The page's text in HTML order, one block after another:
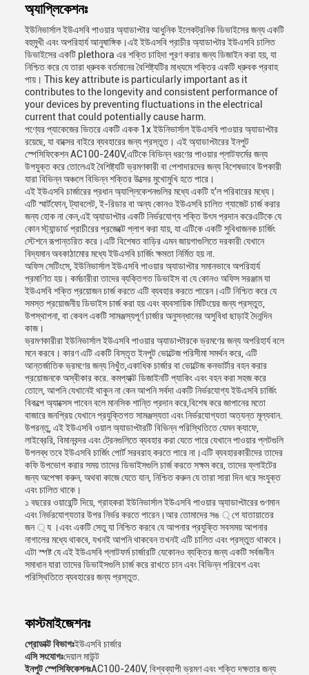
অ্যাপ্লিকেশনঃ
ইউনিভার্সাল ইউএসবি পাওয়ার অ্যাডাপ্টার আধুনিক ইলেকট্রনিক ডিভাইসের জন্য একটি
বহুমুখী এবং অপরিহার্য আনুষাঙ্গিক।এই ইউএসবি প্রাচীর অ্যাডাপ্টার ইউএসবি চালিত
ডিভাইসের একটি plethora এর শক্তি চাহিদা পূরণ করার জন্য ডিজাইন করা হয়, যা
নিশ্চিত করে যে তারা ধ্রুবক বর্তমানের বৈশিষ্ট্যটির মাধ্যমে শক্তির একটি ধ্রুবক প্রবাহ
পায়। This key attribute is particularly important as it
contributes to the longevity and consistent performance of
your devices by preventing fluctuations in the electrical
current that could potentially cause harm.
পণ্যের প্যাকেজের ভিতরে একটি একক 1x ইউনিভার্সাল ইউএসবি পাওয়ার অ্যাডাপ্টার
রয়েছে, যা বাক্সের বাইরে ব্যবহারের জন্য প্রস্তুত। এই অ্যাডাপ্টারের ইনপুট
স্পেসিফিকেশন AC100-240V,এটিকে বিভিন্ন ধরণের পাওয়ার প্লাটফর্মের জন্য
উপযুক্ত করে তোলেএই বৈশিষ্ট্যটি ভ্রমণকারী বা পেশাদারদের জন্য বিশেষভাবে উপকারী
যারা বিভিন্ন অঞ্চলে বিভিন্ন শক্তির উত্সের মুখোমুখি হতে পারে।
এই ইউএসবি চার্জারের প্রধান অ্যাপ্লিকেশনগুলির মধ্যে একটি হ'ল পরিবারের মধ্যে।
এটি স্মার্টফোন, ট্যাবলেট, ই-রিডার বা অন্য কোনও ইউএসবি চালিত গ্যাজেট চার্জ করার
জন্য হোক না কেন,এই অ্যাডাপ্টার একটি নির্ভরযোগ্য শক্তি উৎস প্রদান করেএটিকে যে
কোন স্ট্যান্ডার্ড প্রাচীরের প্রজেক্টে প্লাগ করা যায়, যা এটিকে একটি সুবিধাজনক চার্জিং
স্টেশনে রূপান্তরিত করে।এটি বিশেষত বাড়ির এমন জায়গাগুলিতে দরকারী যেখানে
বিদ্যমান অবকাঠামোর মধ্যে ইউএসবি চার্জিং ক্ষমতা নির্মিত হয় না.
অফিস সেটিংসে, ইউনিভার্সাল ইউএসবি পাওয়ার অ্যাডাপ্টার সমানভাবে অপরিহার্য
প্রমাণিত হয়। কর্মচারীরা তাদের ব্যক্তিগত ডিভাইস বা যে কোনও অফিস সরঞ্জাম যা
ইউএসবি শক্তি প্রয়োজন চার্জ করতে এটি ব্যবহার করতে পারেন।এটি নিশ্চিত করে যে
সমস্ত প্রয়োজনীয় ডিভাইস চার্জ করা হয় এবং ব্যবসায়িক মিটিংয়ের জন্য প্রস্তুত,
উপস্থাপনা, বা কেবল একটি সামঞ্জস্যপূর্ণ চার্জার অনুসন্ধানের অসুবিধা ছাড়াই দৈনন্দিন
কাজ।
ভ্রমণকারীরা ইউনিভার্সাল ইউএসবি পাওয়ার অ্যাডাপ্টারকে ভ্রমণের জন্য অপরিহার্য বলে
মনে করবে। কারণ এটি একটি বিস্তৃত ইনপুট ভোল্টেজ পরিসীমা সমর্থন করে, এটি
আন্তর্জাতিক ভ্রমণের জন্য নিখুঁত,একাধিক চার্জার বা ভোল্টেজ কনভার্টার বহন করার
প্রয়োজনকে অস্বীকার করে. কমপ্যাক্ট ডিজাইনটি প্যাকিং এবং বহন করা সহজ করে
তোলে, আপনি যেখানেই থাকুন না কেন আপনি সর্বদা একটি নির্ভরযোগ্য ইউএসবি চার্জিং
বিকল্পে অ্যাক্সেস পাবেন বলে মানসিক শান্তি প্রদান করে,বিশেষ করে জাপানের মতো
বাজারে জনপ্রিয় যেখানে প্রযুক্তিগত সামঞ্জস্যতা এবং নির্ভরযোগ্যতা অত্যন্ত মূল্যবান.
উপরন্তু, এই ইউএসবি ওয়াল অ্যাডাপ্টারটি বিভিন্ন পরিস্থিতিতে যেমন ক্যাফে,
লাইব্রেরি, বিমানবন্দর এবং ট্রেনগুলিতে ব্যবহার করা যেতে পারে যেখানে পাওয়ার প্লটগুলি
উপলব্ধ তবে ইউএসবি চার্জিং পোর্ট সরবরাহ করতে পারে না।এটি ব্যবহারকারীদের তাদের
কফি উপভোগ করার সময় তাদের ডিভাইসগুলি চার্জ করতে সক্ষম করে, তাদের ফ্লাইটের
জন্য অপেক্ষা করুন, অথবা কাজে যেতে যান, নিশ্চিত করুন যে তারা সারা দিন ধরে সংযুক্ত
এবং চালিত থাকে।
১ বছরের ওয়ারেন্টি দিয়ে, গ্রাহকরা ইউনিভার্সাল ইউএসবি পাওয়ার অ্যাডাপ্টারের গুণমান
এবং নির্ভরযোগ্যতার উপর নির্ভর করতে পারেন।আর তোমাদের সঙ ্ গে যাতায়াতের
জন ্ য ।এবং একটি সেতু যা নিশ্চিত করবে যে আপনার প্রযুক্তি সবসময় আপনার
নাগালের মধ্যে থাকবে, যখনই আপনি থাকবেন তখনই এটি চালিত এবং প্রস্তুত থাকবে।
এটা স্পষ্ট যে এই ইউএসবি প্লাটফর্ম চার্জারটি যেকোনও ব্যক্তির জন্য একটি সর্বজনীন
সমাধান যারা তাদের ডিভাইসগুলি চার্জ করে রাখতে চান এবং বিভিন্ন পরিবেশ এবং
পরিস্থিতিতে ব্যবহারের জন্য প্রস্তুত.
কাস্টমাইজেশনঃ
প্রোডাক্ট বিভাগঃইউএসবি চার্জার
এসি সংযোগঃদেয়াল মাউন্ট
ইনপুট স্পেসিফিকেশনঃAC100-240V, বিশ্বব্যাপী ভ্রমণ এবং শক্তি দক্ষতার জন্য